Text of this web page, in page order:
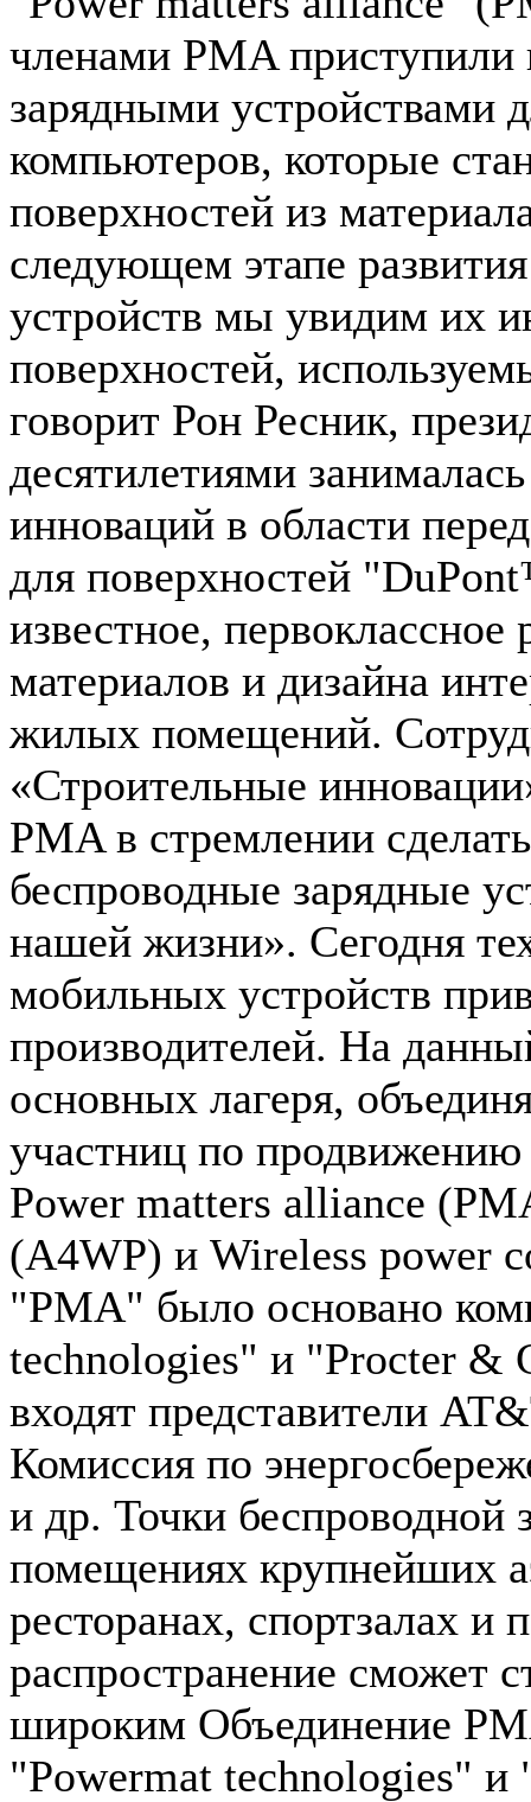
членами PMA приступили
зарядными устройствами
компьютеров, которые
поверхностей из
следующем этапе
устройств мы увидим их
поверхностей,
говорит Рон Ресник,
десятилетиями
инноваций в области
для поверхностей
известное,
материалов и дизайна
жилых помещений.
«Строительные
PMA в стремлении
беспроводные зарядные
нашей жизни». Сегодня
мобильных устройств
производителей. На
основных лагеря,
участниц по продвижению
Power matters alliance
(A4WP) и Wireless power
"PMA" было основано
technologies" и "Procter &
входят представители
Комиссия по
и др. Точки беспроводной
помещениях крупнейших
ресторанах, спортзалах и
распространение сможет
широким Объединение
"Powermat technologies" и